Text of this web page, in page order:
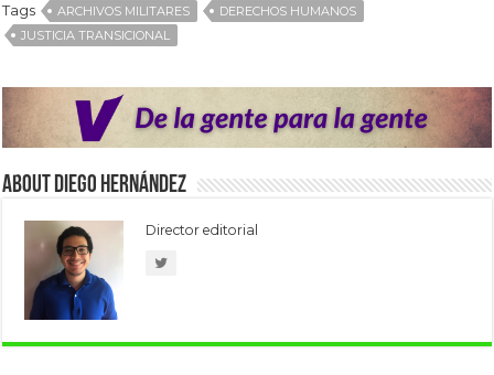
Tags ARCHIVOS MILITARES
DERECHOS HUMANOS
JUSTICIA TRANSICIONAL
About Diego Hernández
Director editorial